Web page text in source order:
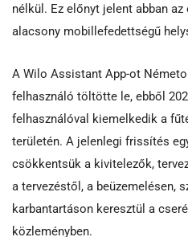
nélkül. Ez előnyt jelent abban
alacsony mobillefedettségű
A Wilo Assistant App-ot
felhasználó töltötte le, ebből
felhasználóval kiemelkedik a
területén. A jelenlegi frissítés
csökkentsük a kivitelezők,
a tervezéstől, a beüzemelésen,
karbantartáson keresztül a
közleményben.